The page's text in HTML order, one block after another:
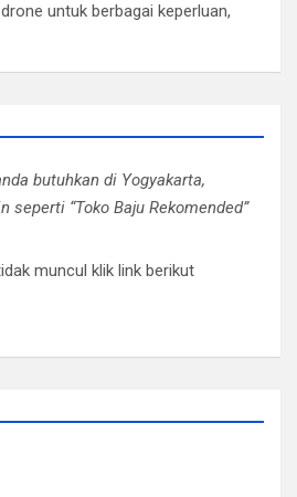
untuk berbagai keperluan,
butuhkan di Yogyakarta,
seperti “Toko Baju Rekomended”
muncul klik link berikut